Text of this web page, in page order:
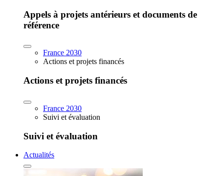
Appels à projets antérieurs et documents de
référence
France 2030
Actions et projets financés
Actions et projets financés
France 2030
Suivi et évaluation
Suivi et évaluation
Actualités